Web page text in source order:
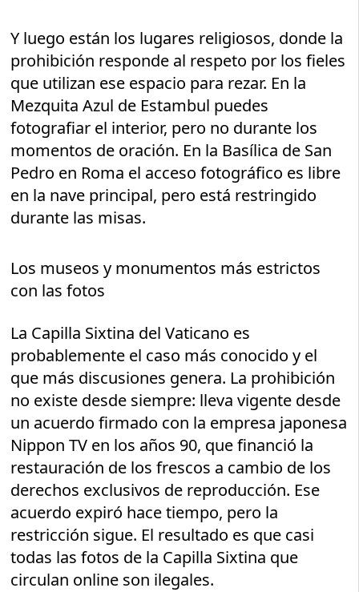
Y luego están los lugares religiosos, donde la
prohibición responde al respeto por los fieles
que utilizan ese espacio para rezar. En la
Mezquita Azul de Estambul puedes
fotografiar el interior, pero no durante los
momentos de oración. En la Basílica de San
Pedro en Roma el acceso fotográfico es libre
en la nave principal, pero está restringido
durante las misas.
Los museos y monumentos más estrictos
con las fotos
La Capilla Sixtina del Vaticano es
probablemente el caso más conocido y el
que más discusiones genera. La prohibición
no existe desde siempre: lleva vigente desde
un acuerdo firmado con la empresa japonesa
Nippon TV en los años 90, que financió la
restauración de los frescos a cambio de los
derechos exclusivos de reproducción. Ese
acuerdo expiró hace tiempo, pero la
restricción sigue. El resultado es que casi
todas las fotos de la Capilla Sixtina que
circulan online son ilegales.